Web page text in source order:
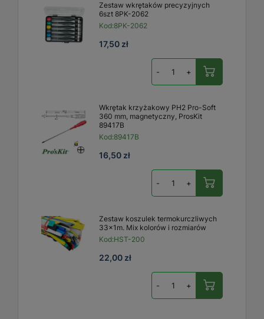
Zestaw wkrętaków precyzyjnych
6szt 8PK-2062
Kod:8PK-2062
17,50 zł
- +
Wkrętak krzyżakowy PH2 Pro-Soft
360 mm, magnetyczny, ProsKit
89417B
Kod:89417B
16,50 zł
- +
Zestaw koszulek termokurczliwych
33x1m. Mix kolorów i rozmiarów
Kod:HST-200
22,00 zł
- +